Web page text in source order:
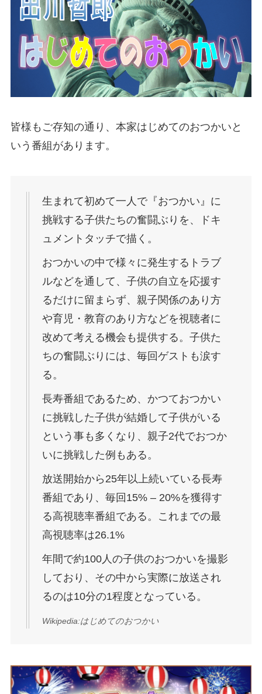
皆様もご存知の通り、本家はじめてのおつかいと
いう番組があります。
生まれて初めて一人で『おつかい』に
挑戦する子供たちの奮闘ぶりを、ドキ
ュメントタッチで描く。
おつかいの中で様々に発生するトラブ
ルなどを通して、子供の自立を応援す
るだけに留まらず、親子関係のあり方
や育児・教育のあり方などを視聴者に
改めて考える機会も提供する。子供た
ちの奮闘ぶりには、毎回ゲストも涙す
る。
長寿番組であるため、かつておつかい
に挑戦した子供が結婚して子供がいる
という事も多くなり、親子2代でおつか
いに挑戦した例もある。
放送開始から25年以上続いている長寿
番組であり、毎回15% – 20%を獲得す
る高視聴率番組である。これまでの最
高視聴率は26.1%
年間で約100人の子供のおつかいを撮影
しており、その中から実際に放送され
るのは10分の1程度となっている。
Wikipedia:はじめてのおつかい